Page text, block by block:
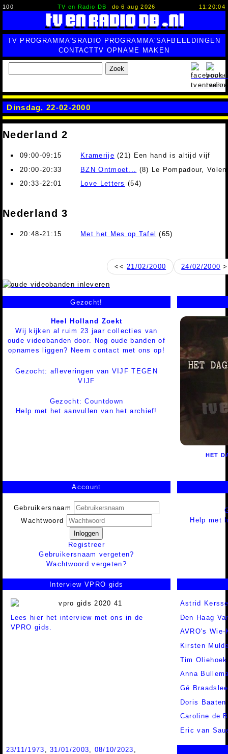
100 TV en Radio DB do 6 aug 2026 11:20:05
TV PROGRAMMA'S RADIO PROGRAMMA'SAFBEELDINGEN
CONTACTTV OPNAME MAKEN
Zoek
Dinsdag, 22-02-2000
Nederland 2
09:00-09:15 Kramerije (21) Een hand is altijd vijf
20:00-20:33
BZN Ontmoet...
(8) Le Pompadour,
20:33-22:01
Love Letters (54)
Nederland 3
20:48-21:15 Met het Mes op Tafel (65)
<<21/02/2000 24/02/2000
Gezocht!
Heel Holland Zoekt
Wij kijken al ruim 23 jaar collecties van
oude videobanden door. Nog oude banden of
opnames liggen? Neem contact met ons op!
Gezocht: afleveringen van VIJF TEGEN
VIJF
Gezocht: Countdown
Help met het aanvullen van het archief!
HET
Account
Gebruikersnaam
Wachtwoord
Inloggen
Registreer
Gebruikersnaam vergeten?
Wachtwoord vergeten?
Help met
Interview VPRO gids
Lees hier het interview met ons in de
VPRO gids.
Astrid
Den Haag
AVRO's
Kirsten
Tim Oliehoek
Anna
Gé Braadslee
Doris Baaten
Caroline de
Eric van
23/11/1973 ,31/01/2003 08/10/2023